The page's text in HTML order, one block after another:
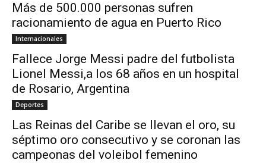
Más de 500.000 personas sufren
racionamiento de agua en Puerto Rico
Internacionales
Fallece Jorge Messi padre del futbolista
Lionel Messi,a los 68 años en un hospital
de Rosario, Argentina
Deportes
Las Reinas del Caribe se llevan el oro, su
séptimo oro consecutivo y se coronan las
campeonas del voleibol femenino